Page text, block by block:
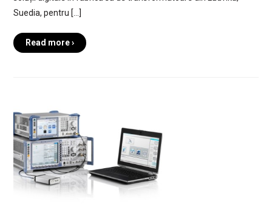
Suedia, pentru […]
Read more ›